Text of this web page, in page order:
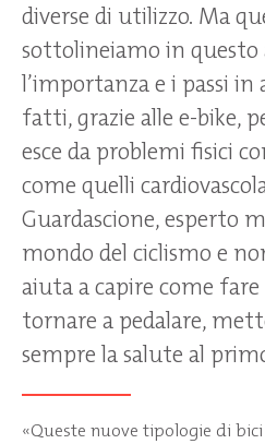
diverse di utilizzo. Ma
sottolineiamo in questo
l’importanza e i passi in
fatti, grazie alle e-bike,
esce da problemi fisici
come quelli
Guardascione, esperto
mondo del ciclismo e
aiuta a capire come
tornare a pedalare,
sempre la salute al
«Queste nuove tipologie di